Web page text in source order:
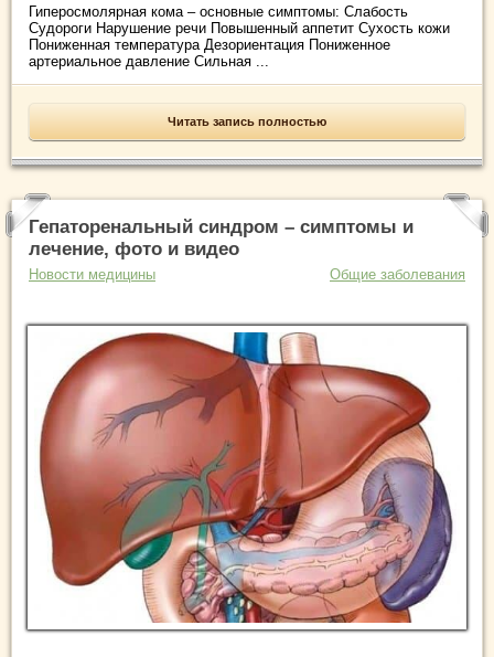
Гиперосмолярная кома – основные симптомы: Слабость
Судороги Нарушение речи Повышенный аппетит Сухость кожи
Пониженная температура Дезориентация Пониженное
артериальное давление Сильная ...
Читать запись полностью
Гепаторенальный синдром – симптомы и
лечение, фото и видео
Новости медицины Общие заболевания